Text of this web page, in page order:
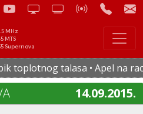
MHz
MTS
Supernova
talasa • Apel na
14.09.2015.